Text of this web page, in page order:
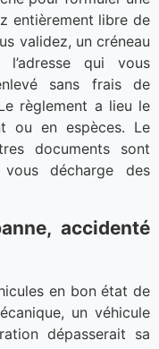
entièrement libre de
validez, un créneau
qui vous
sans frais de
règlement a lieu le
ou en espèces. Le
documents sont
décharge des
accidenté
en bon état de
un véhicule
dépasserait sa